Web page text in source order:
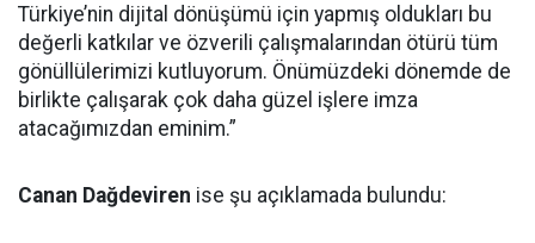
Türkiye’nin dijital dönüşümü için yapmış oldukları bu
değerli katkılar ve özverili çalışmalarından ötürü tüm
gönüllülerimizi kutluyorum. Önümüzdeki dönemde de
birlikte çalışarak çok daha güzel işlere imza
atacağımızdan eminim.”
Canan Dağdeviren ise şu açıklamada bulundu: